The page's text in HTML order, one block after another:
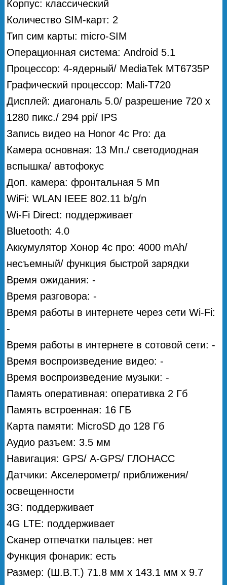
Корпус: классический
Количество SIM-карт: 2
Тип сим карты: micro-SIM
Операционная система: Android 5.1
Процессор: 4-ядерный/ MediaTek MT6735P
Графический процессор: Mali-T720
Дисплей: диагональ 5.0/ разрешение 720 x
1280 пикс./ 294 ppi/ IPS
Запись видео на Honor 4c Pro: да
Камера основная: 13 Мп./ светодиодная
вспышка/ автофокус
Доп. камера: фронтальная 5 Мп
WiFi: WLAN IEEE 802.11 b/g/n
Wi-Fi Direct: поддерживает
Bluetooth: 4.0
Аккумулятор Хонор 4с про: 4000 mAh/
несъемный/ функция быстрой зарядки
Время ожидания: -
Время разговора: -
Время работы в интернете через сети Wi-Fi:
-
Время работы в интернете в сотовой сети: -
Время воспроизведение видео: -
Время воспроизведение музыки: -
Память оперативная: оперативка 2 Гб
Память встроенная: 16 ГБ
Карта памяти: MicroSD до 128 Гб
Аудио разъем: 3.5 мм
Навигация: GPS/ А-GPS/ ГЛОНАСС
Датчики: Акселерометр/ приближения/
освещенности
3G: поддерживает
4G LTE: поддерживает
Сканер отпечатки пальцев: нет
Функция фонарик: есть
Размер: (Ш.В.Т.) 71.8 мм х 143.1 мм х 9.7